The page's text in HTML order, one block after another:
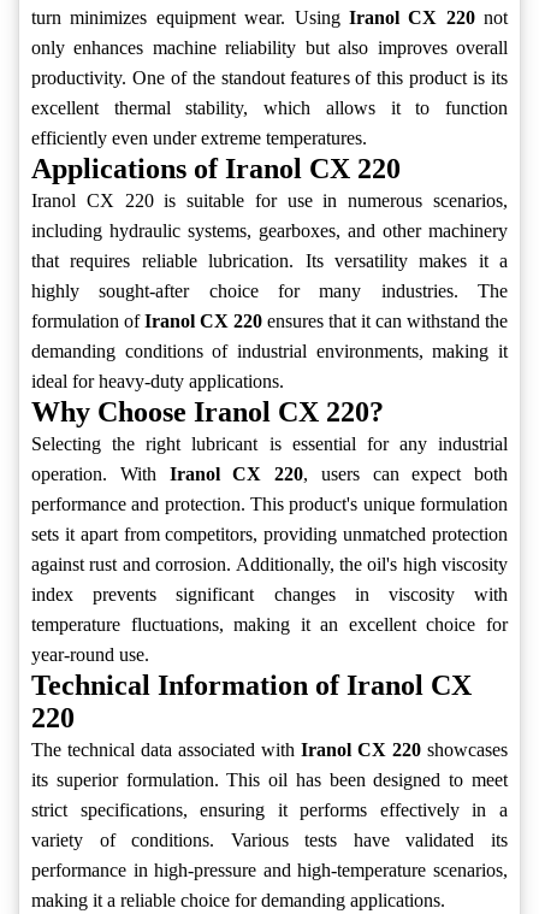
turn minimizes equipment wear. Using Iranol CX 220not
only enhances machine reliability but also improves overall
productivity. One of the standout features of this product is its
excellent thermal stability, which allows it to function
efficiently even under extreme temperatures.
Applications of Iranol CX 220
Iranol CX 220 is suitable for use in numerous scenarios,
including hydraulic systems, gearboxes, and other machinery
that requires reliable lubrication. Its versatility makes it a
highly sought-after choice for many industries. The
formulation ofIranol CX 220 ensures that it can withstand the
demanding conditions of industrial environments, making it
ideal for heavy-duty applications.
Why Choose Iranol CX 220?
Selecting the right lubricant is essential for any industrial
operation. With Iranol CX 220, users can expect both
performance and protection. This product's unique formulation
sets it apart from competitors, providing unmatched protection
against rust and corrosion. Additionally, the oil's high viscosity
index prevents significant changes in viscosity with
temperature fluctuations, making it an excellent choice for
year-round use.
Technical Information of Iranol CX
220
The technical data associated with Iranol CX 220 showcases
its superior formulation. This oil has been designed to meet
strict specifications, ensuring it performs effectively in a
variety of conditions. Various tests have validated its
performance in high-pressure and high-temperature scenarios,
making it a reliable choice for demanding applications.